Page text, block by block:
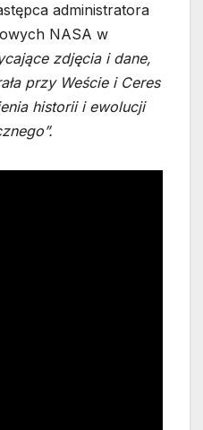
administratora
NASA w
zdjęcia i dane,
przy Weście i Ceres
historii i ewolucji